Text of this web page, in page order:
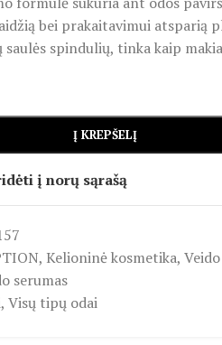
bei prakaitavimui atsparią
saulės spindulių, tinka kaip
Į KREPŠELĮ
į norų sąrašą
, Kelioninė kosmetika,
serumas
, Visų tipų odai